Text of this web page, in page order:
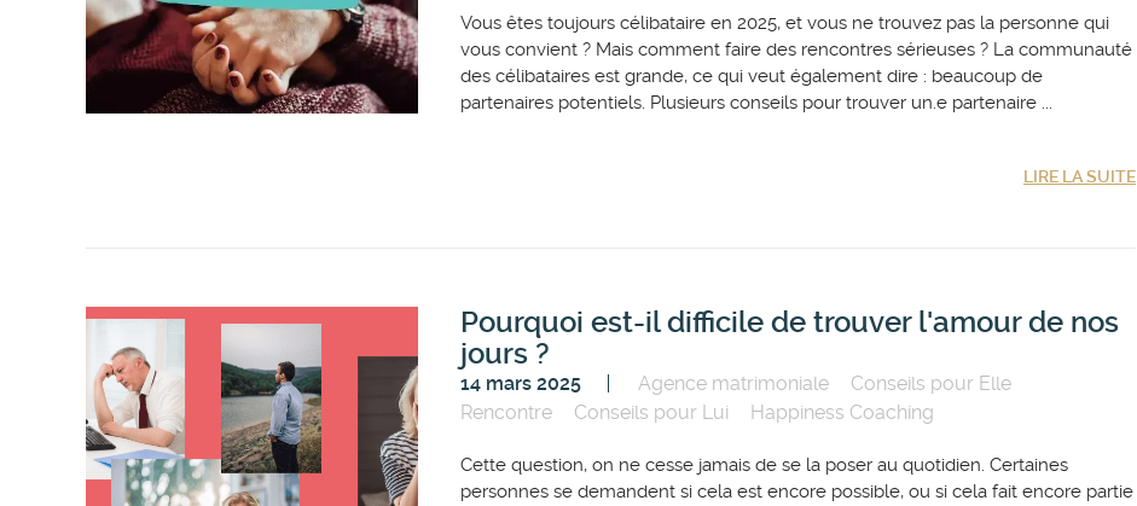
Vous êtes toujours célibataire en 2025, et vous ne trouvez pas la personne qui
vous convient ? Mais comment faire des rencontres sérieuses ? La communauté
des célibataires est grande, ce qui veut également dire : beaucoup de
partenaires potentiels. Plusieurs conseils pour trouver un.e partenaire ...
LIRE LA SUITE
Pourquoi est-il difficile de trouver l'amour de nos
jours ?
14 mars 2025 Agence matrimoniale
Conseils pour Elle
Rencontre
Conseils pour Lui Happiness Coaching
Cette question, on ne cesse jamais de se la poser au quotidien. Certaines
personnes se demandent si cela est encore possible, ou si cela fait encore partie